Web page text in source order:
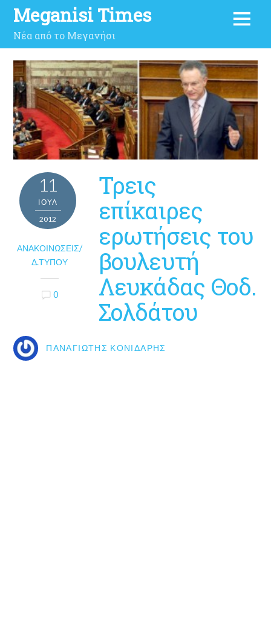
Meganisi Times
Νέα από το Μεγανήσι
11
ΙΟΎΛ
2012
ΑΝΑΚΟΙΝΏΣΕΙΣ/
Δ.ΤΎΠΟΥ
0
Τρεις
επίκαιρες
ερωτήσεις του
βουλευτή
Λευκάδας Θοδ.
Σολδάτου
ΠΑΝΑΓΙΏΤΗΣ ΚΟΝΙΔΆΡΗΣ